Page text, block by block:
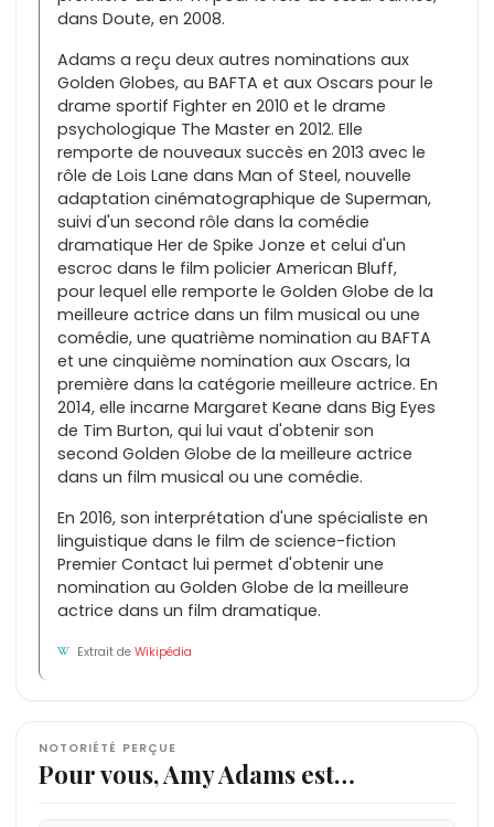
dans Doute, en 2008.
Adams a reçu deux autres nominations aux
Golden Globes, au BAFTA et aux Oscars pour le
drame sportif Fighter en 2010 et le drame
psychologique The Master en 2012. Elle
remporte de nouveaux succès en 2013 avec le
rôle de Lois Lane dans Man of Steel, nouvelle
adaptation cinématographique de Superman,
suivi d'un second rôle dans la comédie
dramatique Her de Spike Jonze et celui d'un
escroc dans le film policier American Bluff,
pour lequel elle remporte le Golden Globe de la
meilleure actrice dans un film musical ou une
comédie, une quatrième nomination au BAFTA
et une cinquième nomination aux Oscars, la
première dans la catégorie meilleure actrice. En
2014, elle incarne Margaret Keane dans Big Eyes
de Tim Burton, qui lui vaut d'obtenir son
second Golden Globe de la meilleure actrice
dans un film musical ou une comédie.
En 2016, son interprétation d'une spécialiste en
linguistique dans le film de science-fiction
Premier Contact lui permet d'obtenir une
nomination au Golden Globe de la meilleure
actrice dans un film dramatique.
Extrait deWikipédia
NOTORIÉTÉ PERÇUE
Pour vous, Amy Adams est…